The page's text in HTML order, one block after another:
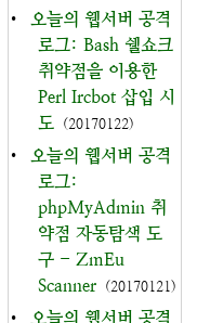
•
오늘의 웹서버 공격
로그: Bash 쉘쇼크
취약점을 이용한
Perl Ircbot 삽입 시
도 (20170122)
•
오늘의 웹서버 공격
로그:
phpMyAdmin 취
약점 자동탐색 도
구 - ZmEu
Scanner (20170121)
•
오늘의 웹서버 공격